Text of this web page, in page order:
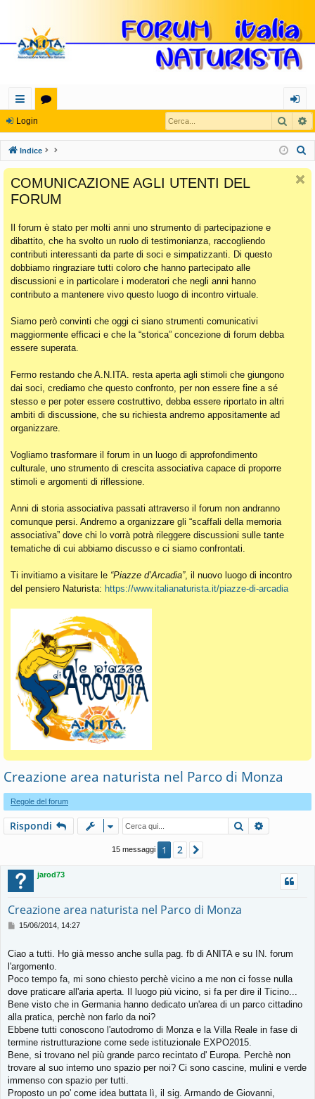
oll
eg
a
m
en
ti
Ra
pi
di
u
m
og
in
Login Cerca
Indice
COMUNICAZIONE AGLI UTENTI DEL
FORUM
Il forum è stato per molti anni uno strumento di partecipazione e
dibattito, che ha svolto un ruolo di testimonianza, raccogliendo
contributi interessanti da parte di soci e simpatizzanti. Di questo
dobbiamo ringraziare tutti coloro che hanno partecipato alle
discussioni e in particolare i moderatori che negli anni hanno
contributo a mantenere vivo questo luogo di incontro virtuale.
Siamo però convinti che oggi ci siano strumenti comunicativi
maggiormente efficaci e che la “storica” concezione di forum debba
essere superata.
Fermo restando che A.N.ITA. resta aperta agli stimoli che giungono
dai soci, crediamo che questo confronto, per non essere fine a sé
stesso e per poter essere costruttivo, debba essere riportato in altri
ambiti di discussione, che su richiesta andremo appositamente ad
organizzare.
Vogliamo trasformare il forum in un luogo di approfondimento
culturale, uno strumento di crescita associativa capace di proporre
stimoli e argomenti di riflessione.
Anni di storia associativa passati attraverso il forum non andranno
comunque persi. Andremo a organizzare gli “scaffali della memoria
associativa” dove chi lo vorrà potrà rileggere discussioni sulle tante
tematiche di cui abbiamo discusso e ci siamo confrontati.
Ti invitiamo a visitare le “Piazze d’Arcadia”, il nuovo luogo di incontro
del pensiero Naturista: https://www.italianaturista.it/piazze-di-arcadia
Creazione area naturista nel Parco di Monza
Regole del forum
Rispondi Cerca
15 messaggi 1 2
jarod73
Creazione area naturista nel Parco di Monza
M
s
a
g
o
15/06/2014, 14:27
Ciao a tutti. Ho già messo anche sulla pag. fb di ANITA e su IN. forum
l'argomento.
Poco tempo fa, mi sono chiesto perchè vicino a me non ci fosse nulla
dove praticare all'aria aperta. Il luogo più vicino, si fa per dire il Ticino...
Bene visto che in Germania hanno dedicato un'area di un parco cittadino
alla pratica, perchè non farlo da noi?
Ebbene tutti conoscono l'autodromo di Monza e la Villa Reale in fase di
termine ristrutturazione come sede istituzionale EXPO2015.
Bene, si trovano nel più grande parco recintato d' Europa. Perchè non
trovare al suo interno uno spazio per noi? Ci sono cascine, mulini e verde
immenso con spazio per tutti.
Proposto un po' come idea buttata lì, il sig. Armando de Giovanni,